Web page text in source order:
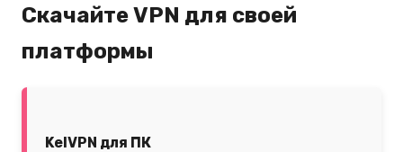
Скачайте VPN для своей
платформы
KelVPN для ПК